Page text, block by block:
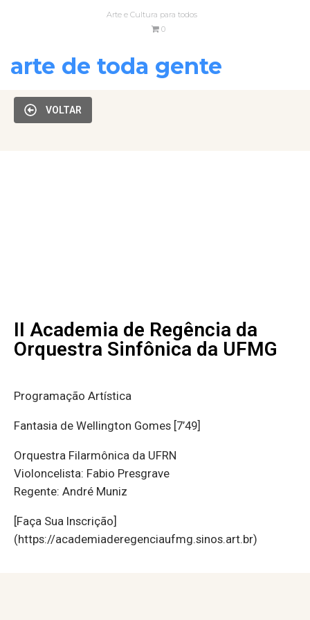
Arte e Cultura para todos
0
arte de toda gente
VOLTAR
II Academia de Regência da
Orquestra Sinfônica da UFMG
Programação Artística
Fantasia de Wellington Gomes [7’49]
Orquestra Filarmônica da UFRN
Violoncelista: Fabio Presgrave
Regente: André Muniz
[Faça Sua Inscrição]
(https://academiaderegenciaufmg.sinos.art.br)